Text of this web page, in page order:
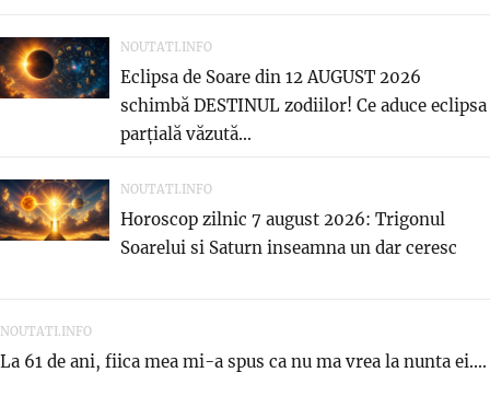
NOUTATI.INFO
Eclipsa de Soare din 12 AUGUST 2026
schimbă DESTINUL zodiilor! Ce aduce eclipsa
parțială văzută...
NOUTATI.INFO
Horoscop zilnic 7 august 2026: Trigonul
Soarelui si Saturn inseamna un dar ceresc
NOUTATI.INFO
La 61 de ani, fiica mea mi-a spus ca nu ma vrea la nunta ei....